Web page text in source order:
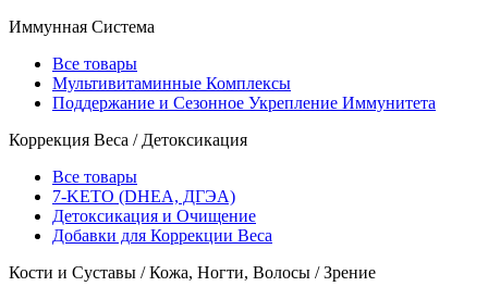
Иммунная Система
Все товары
Мультивитаминные Комплексы
Поддержание и Сезонное Укрепление Иммунитета
Коррекция Веса / Детоксикация
Все товары
7-KETO (DHEA, ДГЭА)
Детоксикация и Очищение
Добавки для Коррекции Веса
Кости и Суставы / Кожа, Ногти, Волосы / Зрение